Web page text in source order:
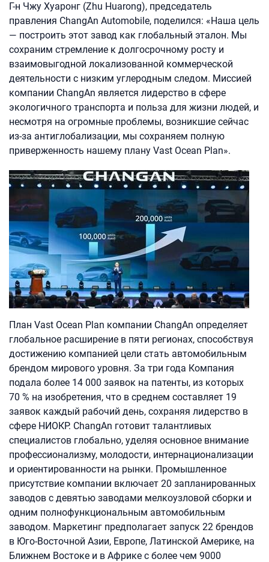
Г-н Чжу Хуаронг (Zhu Huarong), председатель
правления ChangAn Automobile, поделился: «Наша цель
— построить этот завод как глобальный эталон. Мы
сохраним стремление к долгосрочному росту и
взаимовыгодной локализованной коммерческой
деятельности с низким углеродным следом. Миссией
компании ChangAn является лидерство в сфере
экологичного транспорта и польза для жизни людей, и
несмотря на огромные проблемы, возникшие сейчас
из-за антиглобализации, мы сохраняем полную
приверженность нашему плану Vast Ocean Plan».
План Vast Ocean Plan компании ChangAn определяет
глобальное расширение в пяти регионах, способствуя
достижению компанией цели стать автомобильным
брендом мирового уровня. За три года Компания
подала более 14 000 заявок на патенты, из которых
70 % на изобретения, что в среднем составляет 19
заявок каждый рабочий день, сохраняя лидерство в
сфере НИОКР. ChangAn готовит талантливых
специалистов глобально, уделяя основное внимание
профессионализму, молодости, интернационализации
и ориентированности на рынки. Промышленное
присутствие компании включает 20 запланированных
заводов с девятью заводами мелкоузловой сборки и
одним полнофункциональным автомобильным
заводом. Маркетинг предполагает запуск 22 брендов
в Юго-Восточной Азии, Европе, Латинской Америке, на
Ближнем Востоке и в Африке с более чем 9000